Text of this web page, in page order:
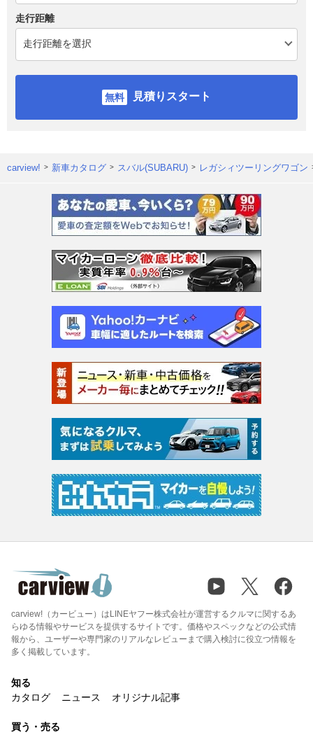
走行距離
見積りスタート
carview! 新車カタログ スバル(SUBARU) レガシィツーリングワゴン
carview!（カービュー）はLINEヤフー株式会社が運営するクルマに関するあ
らゆる情報やサービスを提供するサイトです。価格やスペックなどの公式情
報から、ユーザーや専門家のリアルなレビューまで購入検討に役立つ情報を
多く掲載しています。
知る
カタログ
ニュース オリジナル記事
買う・売る